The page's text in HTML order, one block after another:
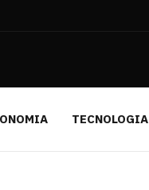
TECNOLOGIA